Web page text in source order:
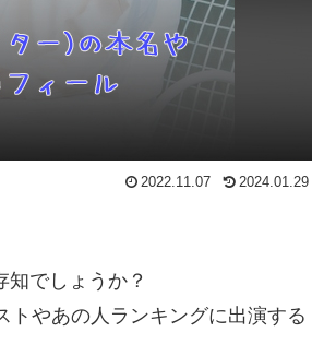
2022.11.07 2024.01.29
知でしょうか？
やあの人ランキングに出演する